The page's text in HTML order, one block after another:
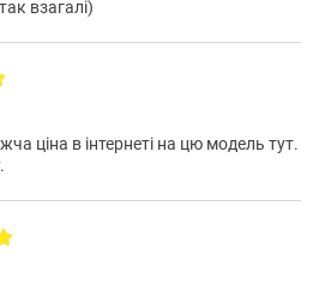
5.4;
взагалі)
ціна в інтернеті на цю модель тут.